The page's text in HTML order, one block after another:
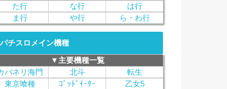
た行
な行
は行
ま行
や行 ら・わ行
パチスロメイン機種
▼主要機種一覧
バネリ海門
北斗
転生
東京喰種
ｺﾞｯﾄﾞｲｰﾀｰ
乙女5